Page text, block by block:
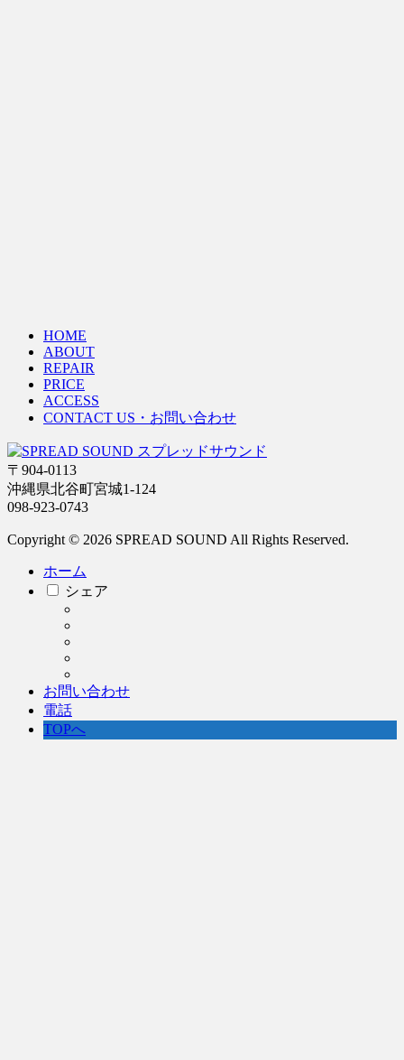
HOME
ABOUT
REPAIR
PRICE
ACCESS
CONTACT US・お問い合わせ
〒904-0113
沖縄県北谷町宮城1-124
098-923-0743
Copyright © 2026 SPREAD SOUND All Rights Reserved.
ホーム
シェア
お問い合わせ
電話
TOPへ